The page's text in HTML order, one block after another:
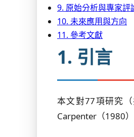
9. 原始分析與專家評
10. 未來應用與方向
11. 參考文獻
1. 引言
本文對77項研究
Carpenter（1980